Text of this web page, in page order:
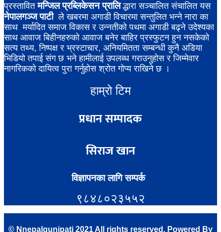
प्रस्तावितमन्जिल प्रब्लिकेसन प्रालिद्धारा सञ्चालित संचालित यस
नेपालगञ्ज पाटीले खबरमा अगाडी विचारमा सन्तुलित भन्ने नारा का
साथ मर्यादित समाज विकास र उन्नतीको पथमा अगाडी बढ्ने उदेश्यका
साथ आवाज बिहीनहरुको आवाज बनेर बाहिर प्रस्फुटन हुन नसकेको
सत्य तथ्य, निष्पक्ष र भ्रस्टाचार, अनियमितता सम्बन्धी कुनै अडिया
भिडियो तपाई संग छ भने हामीलाई उपलब्ध गराउनुहोस र जिम्मेवार
नागरिकको दायित्व पुरा गर्नुहोस श्रोत गोप्य राखिने छ ।
हाम्रो टिम
प्रधान सम्पादक
सिराज खान
विज्ञापनका लागि सम्पर्क
९८४८०२३५५२
© Nnepalgunjpati 2021 All rights reserved, Powered By